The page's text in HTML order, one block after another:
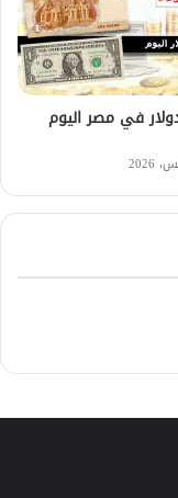
في مصر اليوم